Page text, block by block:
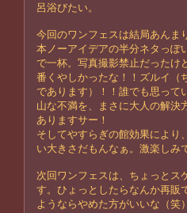
呂浴びたい。
今回のワンフェスは結局あんま
本ノーアイデアの半分ネタっぽ
で一杯。写真撮影禁止だったけ
番くやしかったな！！ズルイ（
であります）！！誰でも思って
山な不満を、まさに大人の解決
ありますサー！
そしてやすらぎの館効果により
い大きさだもんなぁ。激楽しみ
次回ワンフェスは、ちょっとス
す。ひょっとしたらなんか再販
ようならやめた方がいいな（笑